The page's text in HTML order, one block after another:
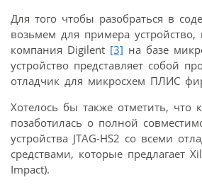
Для того чтобы разобраться в
возьмем для примера устройство,
компания Digilent [3] на базе
устройство представляет собой
отладчик для микросхем ПЛИС
Хотелось бы также отметить, что
позаботилась о полной
устройства JTAG-HS2 со всеми
средствами, которые предлагает
Impact).